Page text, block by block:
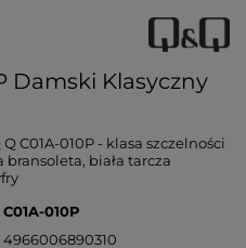
Damski Klasyczny
C01A-010P - klasa szczelności
biała tarcza
C01A-010P
4966006890310